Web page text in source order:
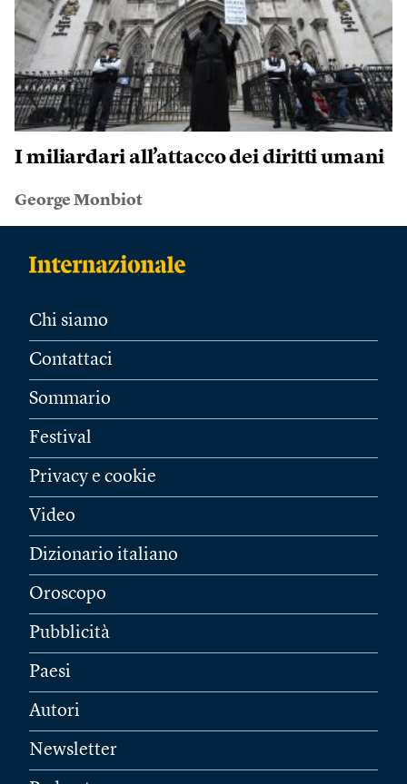
I miliardari all’attacco dei diritti umani
George Monbiot
Chi siamo
Contattaci
Sommario
Festival
Privacy e cookie
Video
Dizionario italiano
Oroscopo
Pubblicità
Paesi
Autori
Newsletter